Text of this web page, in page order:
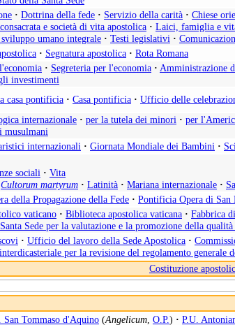
· Dottrina della fede · Servizio della carità · Chiese
e società di vita apostolica · Laici, famiglia e
umano integrale · Testi legislativi ·
· Segnatura apostolica · Rota Romana
· Segreteria per l'economia · Amministrazione
investimenti
casa pontificia · Casa pontificia · Ufficio delle
internazionale · per la tutela dei minori · per
musulmani
internazionali · Giornata Mondiale dei Bambini ·
sociali · Vita
Cultorum martyrum · Latinità · Mariana internazionale ·
della Propagazione della Fede · Pontificia Opera di San
vaticano · Biblioteca apostolica vaticana · Fabbrica
Sede per la valutazione e la promozione della
· Ufficio del lavoro della Sede Apostolica ·
per la revisione del regolamento generale
Costituzione
San Tommaso d'Aquino (Angelicum, O.P.) · P.U.